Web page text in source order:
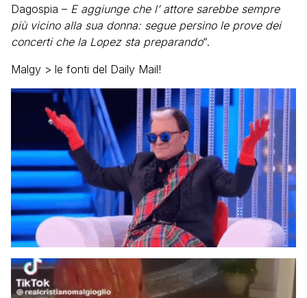
Dagospia – E aggiunge che l’ attore sarebbe sempre
più vicino alla sua donna: segue persino le prove dei
concerti che la Lopez sta preparando“.
Malgy > le fonti del Daily Mail!